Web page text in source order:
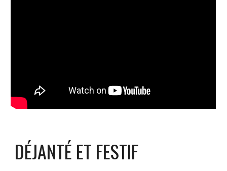
DÉJANTÉ ET FESTIF